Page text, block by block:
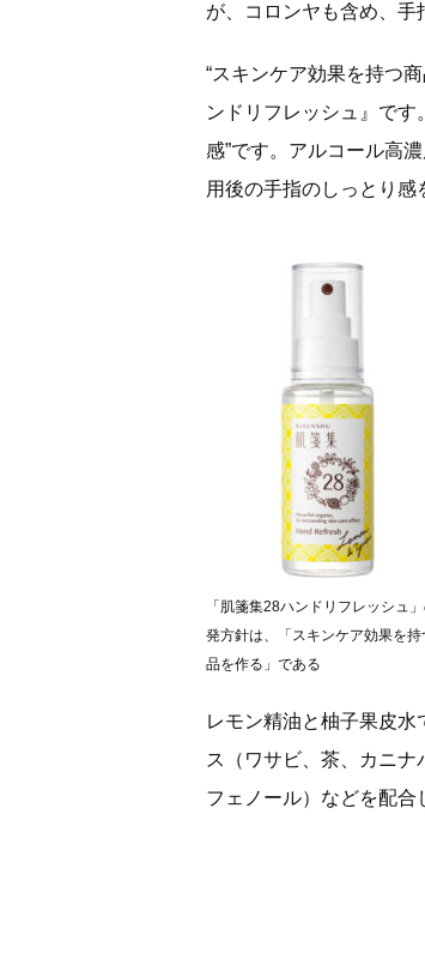
が、コロンヤも含め、手
“スキンケア効果を持つ
ンドリフレッシュ』で
感”です。アルコール高
用後の手指のしっとり感
「肌箋集28ハンドリフレッシュ
発方針は、「スキンケア効果を持
品を作る」である
レモン精油と柚子果皮
ス（ワサビ、茶、カニ
フェノール）などを配合